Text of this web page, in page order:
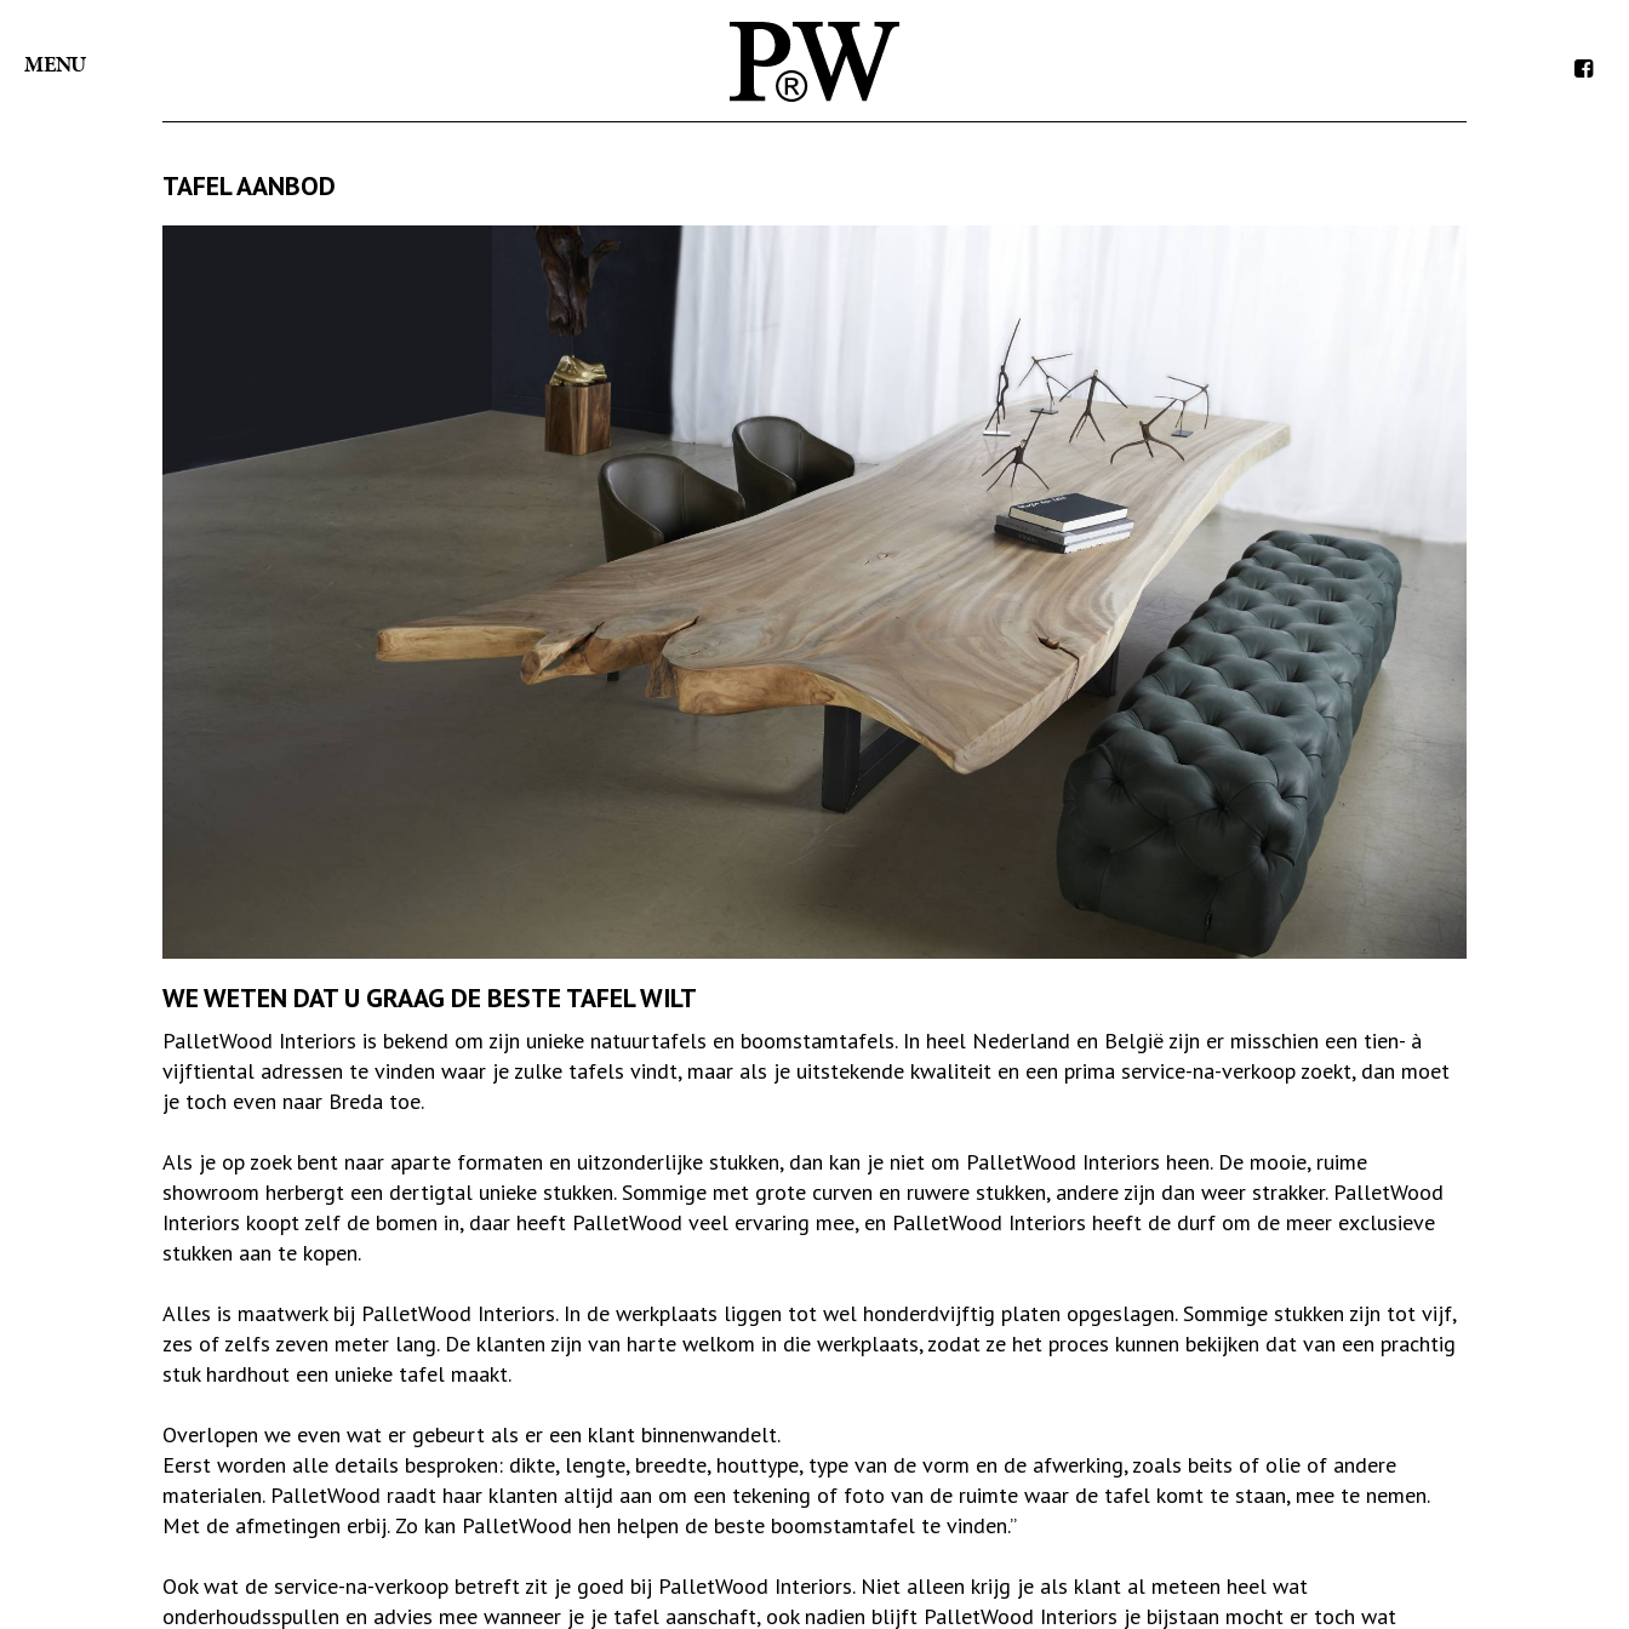
MENU
TAFEL AANBOD
WE WETEN DAT U GRAAG DE BESTE TAFEL WILT
PalletWood Interiors is bekend om zijn unieke natuurtafels en boomstamtafels. In heel Nederland en België zijn er misschien een tien- à
vijftiental adressen te vinden waar je zulke tafels vindt, maar als je uitstekende kwaliteit en een prima service-na-verkoop zoekt, dan moet
je toch even naar Breda toe.
Als je op zoek bent naar aparte formaten en uitzonderlijke stukken, dan kan je niet om PalletWood Interiors heen. De mooie, ruime
showroom herbergt een dertigtal unieke stukken. Sommige met grote curven en ruwere stukken, andere zijn dan weer strakker. PalletWood
Interiors koopt zelf de bomen in, daar heeft PalletWood veel ervaring mee, en PalletWood Interiors heeft de durf om de meer exclusieve
stukken aan te kopen.
Alles is maatwerk bij PalletWood Interiors. In de werkplaats liggen tot wel honderdvijftig platen opgeslagen. Sommige stukken zijn tot vijf,
zes of zelfs zeven meter lang. De klanten zijn van harte welkom in die werkplaats, zodat ze het proces kunnen bekijken dat van een prachtig
stuk hardhout een unieke tafel maakt.
Overlopen we even wat er gebeurt als er een klant binnenwandelt.
Eerst worden alle details besproken: dikte, lengte, breedte, houttype, type van de vorm en de afwerking, zoals beits of olie of andere
materialen. PalletWood raadt haar klanten altijd aan om een tekening of foto van de ruimte waar de tafel komt te staan, mee te nemen.
Met de afmetingen erbij. Zo kan PalletWood hen helpen de beste boomstamtafel te vinden.”
Ook wat de service-na-verkoop betreft zit je goed bij PalletWood Interiors. Niet alleen krijg je als klant al meteen heel wat
onderhoudsspullen en advies mee wanneer je je tafel aanschaft, ook nadien blijft PalletWood Interiors je bijstaan mocht er toch wat